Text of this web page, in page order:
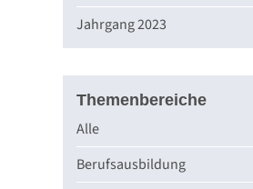
Jahrgang 2023
Themenbereiche
Alle
Berufsausbildung